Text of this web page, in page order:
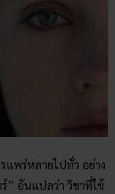
แพร่หลายไปทั่ว อย่าง
” อันแปลว่า วิชาที่ใช้